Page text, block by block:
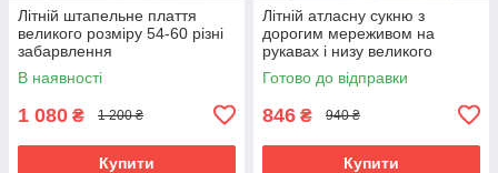
Літній штапельне плаття
великого розміру 54-60 різні
забарвлення
В наявності
1 080 ₴ 1 200 ₴
Купити
Літній атласну сукню з
дорогим мереживом на
рукавах і низу великого
розміру 50-56 розміру
Готово до відправки
846 ₴ 940 ₴
Купити